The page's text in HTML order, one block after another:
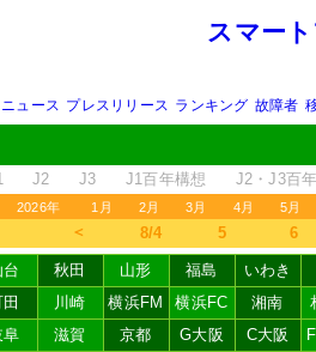
スマー
ニュース プレスリリース ランキング 故障者
J2 J3 J1百年構想 J2・J3百
2026年 1月 2月 3月 4月 5月
＜ 8/4 5 6
台 秋田 山形 福島
いわき
川崎 横浜FM 横浜FC 湘南
阜 滋賀 京都 G大阪 C大阪